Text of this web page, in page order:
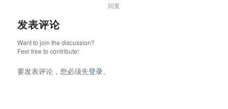
回复
发表评论
Want to join the discussion?
Feel free to contribute!
要发表评论，您必须先登录。